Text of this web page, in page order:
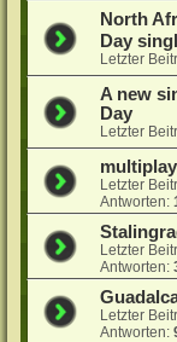
North
Day
Letzter
A new
Day
Letzter
Letzter
Antworten:
Letzter
Antworten:
Letzter
Antworten: